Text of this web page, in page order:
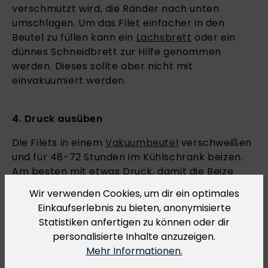
verschmutzt wird, die Ränder nach unten
umschlagen. Um das Filet einfacher in den
Beutel zu füllen kann ein Lachsbrett oder ein
dünnes Schneidbrett zur Hilfe genommen
werden. Dieses sollte aber nicht mit
einvakuumiert werden.
4. Druck ausüben
Die Filets in einem Vakuumbeutel verschweißen
und für 48-72 Stunden im Kühlschrank beizen.
Am besten mit etwas Druck, damit die Beize
einem Küchenbrett auf das du eine volle Saft-
oder Milchtüte stellst. Wende den Lachs 1-2 mal
täglich, damit die Beize sich perfekt verteilt.
Wir verwenden Cookies, um dir ein optimales
Einkaufserlebnis zu bieten, anonymisierte
Statistiken anfertigen zu können oder dir
personalisierte Inhalte anzuzeigen.
Mehr Informationen.